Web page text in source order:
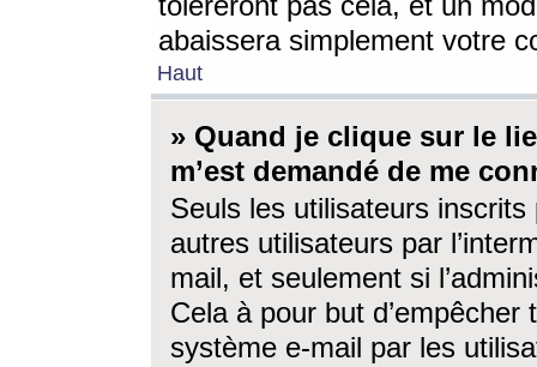
abaissera simplement votre
Haut
» Quand je clique sur le
m’est demandé de me
Seuls les utilisateurs
autres utilisateurs par
mail, et seulement si
Cela à pour but
système e-mail par les